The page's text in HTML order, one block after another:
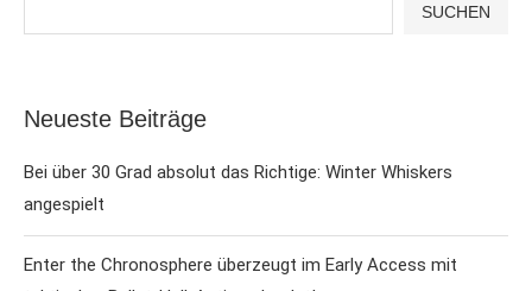
SUCHEN
Neueste Beiträge
Bei über 30 Grad absolut das Richtige: Winter Whiskers
angespielt
Enter the Chronosphere überzeugt im Early Access mit